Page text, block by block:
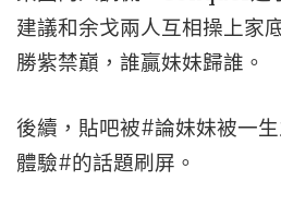
建議和余戈兩人互相操上家
勝紫禁巔，誰贏妹妹歸誰。
後續，貼吧被#論妹妹被一
體驗#的話題刷屏。